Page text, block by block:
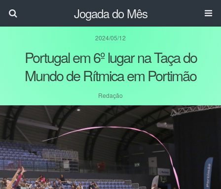
Jogada do Mês
2024/05/12
Portugal em 6º lugar na Taça do
Mundo de Rítmica em Portimão
Redação